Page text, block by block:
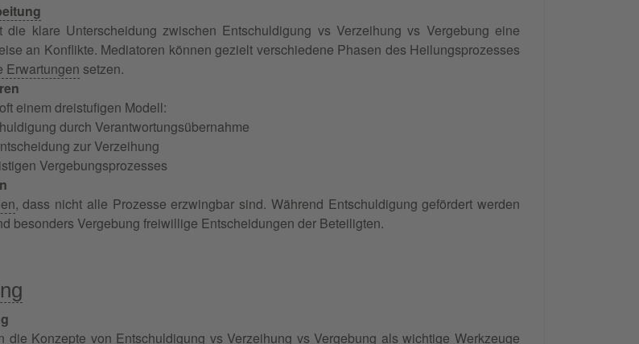
die klare Unterscheidung zwischen Entschuldigung vs Verzeihung vs Vergebung eine
an Konflikte. Mediatoren können gezielt verschiedene Phasen des Heilungsprozesses
Erwartungen setzen.
einem dreistufigen Modell:
durch Verantwortungsübernahme
zur Verzeihung
Vergebungsprozesses
, dass nicht alle Prozesse erzwingbar sind. Während Entschuldigung gefördert werden
besonders Vergebung freiwillige Entscheidungen der Beteiligten.
die Konzepte von Entschuldigung vs Verzeihung vs Vergebung als wichtige Werkzeuge